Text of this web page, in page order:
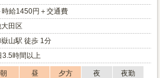
給1450円＋交通費
田区
山駅 徒歩 1分
3.5時間以上
朝 昼 夕方 夜
夜勤